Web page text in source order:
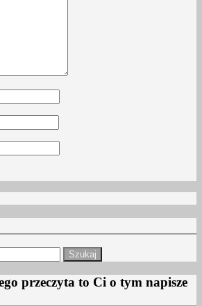
przeczyta to Ci o tym napisze